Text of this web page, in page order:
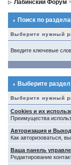
Лабинский Форум
Поиск по
Выберите нужный
Введите ключевые
Выберите раздел
Выберите нужный
Cookies и их
Преимущества
Авторизация и
Как авторизоваться,
Ваша панель
Редактирование